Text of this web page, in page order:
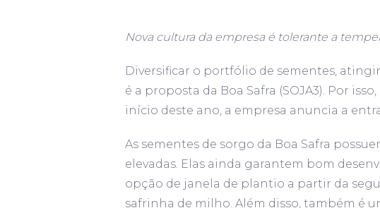
Nova cultura da empresa é tolerante a
Diversificar o portfólio de sementes,
é a proposta da Boa Safra (SOJA3). Por
início deste ano, a empresa anuncia a
As sementes de sorgo da Boa Safra
elevadas. Elas ainda garantem bom
opção de janela de plantio a partir da
safrinha de milho. Além disso, também é